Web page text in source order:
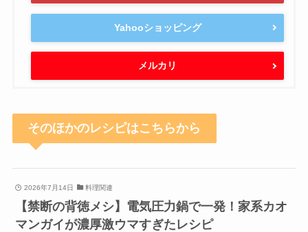
Yahooショッピング
メルカリ
そのほかのレシピはこちらから
2026年7月14日 料理関連
【禁断の背徳メシ】電気圧力鍋で一発！家系カオ
マンガイが濃厚激ウマすぎたレシピ